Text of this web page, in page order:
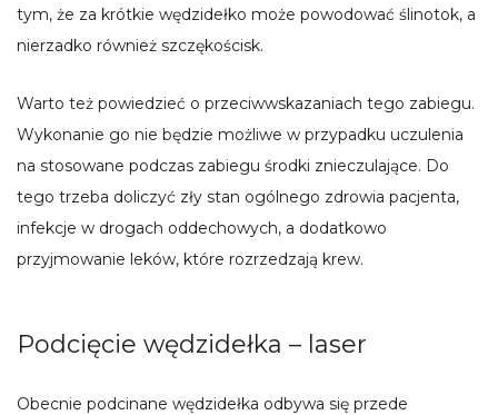
tym, że za krótkie wędzidełko może powodować ślinotok, a
nierzadko również szczękościsk.
Warto też powiedzieć o przeciwwskazaniach tego zabiegu.
Wykonanie go nie będzie możliwe w przypadku uczulenia
na stosowane podczas zabiegu środki znieczulające. Do
tego trzeba doliczyć zły stan ogólnego zdrowia pacjenta,
infekcje w drogach oddechowych, a dodatkowo
przyjmowanie leków, które rozrzedzają krew.
Podcięcie wędzidełka – laser
Obecnie podcinane wędzidełka odbywa się przede